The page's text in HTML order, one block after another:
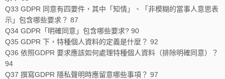
Q33 GDPR 同意有四要件，其中「知情」、「非模糊的當事人意思表
示」包含哪些要求？ 87
Q34 GDPR「明確同意」包含哪些要求? 90
Q35 GDPR 下，特種個人資料的定義是什麼？ 92
Q36 依照GDPR 要求應該如何處理特種個人資料（排除明確同意）？
94
Q37 撰寫GDPR 隱私聲明時應留意哪些事項？ 97